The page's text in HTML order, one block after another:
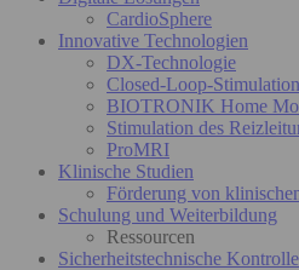
CardioSphere
Innovative Technologien
DX-Technologie
Closed-Loop-Stimulation
BIOTRONIK Home
Stimulation des
ProMRI
Klinische Studien
Förderung von
Schulung und Weiterbildung
Ressourcen
Sicherheitstechnische Kontrolle